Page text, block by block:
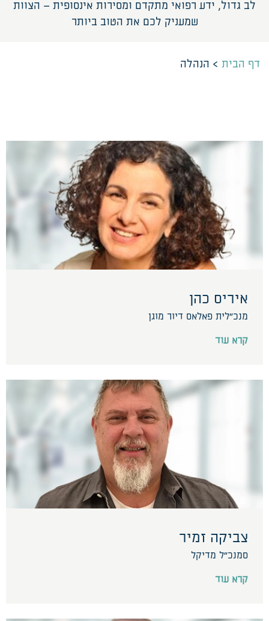
לב גדול, ידע רפואי מתקדם ומסירות אינסופית – הצוות
שמעניק לכם את הטוב ביותר
דף הבית > הנהלה
איריס כהן
מנכ״לית פאלאס דיור מוגן
קרא עוד
צביקה זמיר
סמנכ"ל מדיקל
קרא עוד